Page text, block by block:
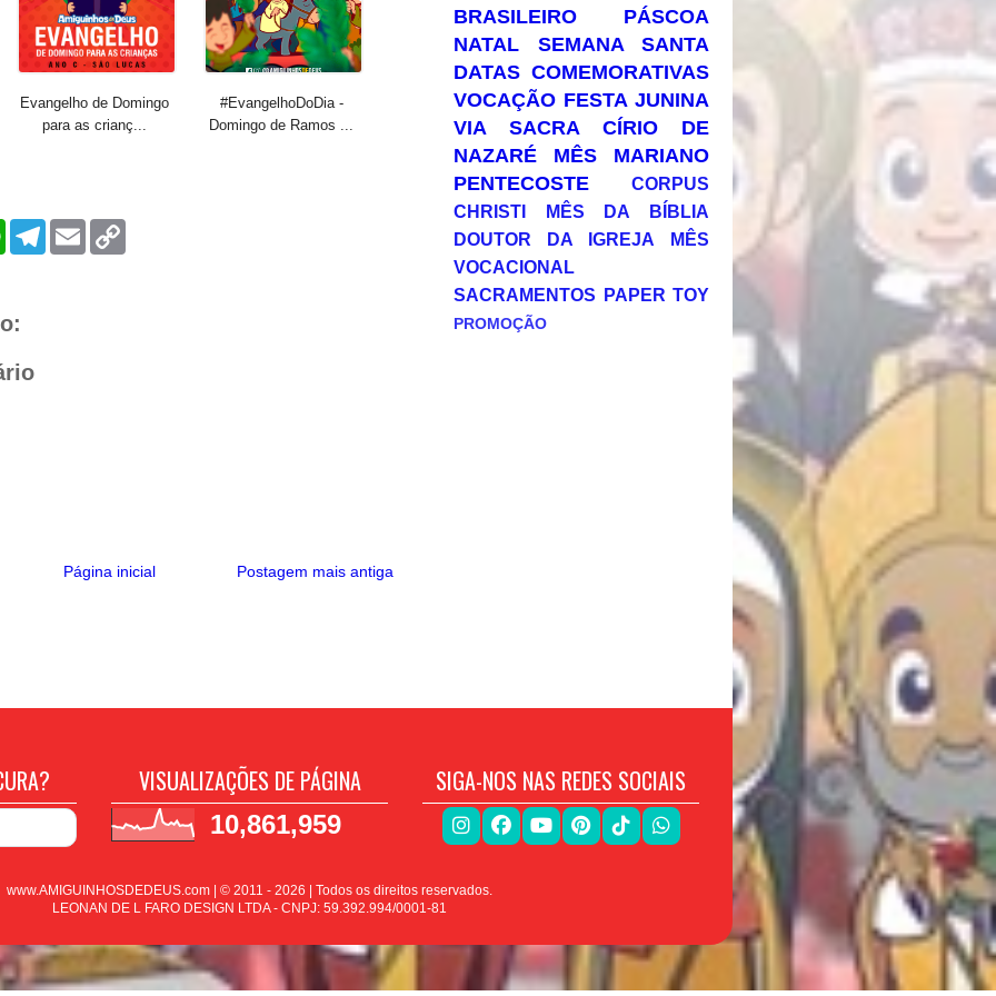
Evangelho de Domingo
para as crianç...
#EvangelhoDoDia -
Domingo de Ramos ...
A
p
m
Postagem mais antiga
Página inicial
BRASILEIRO
PÁSCOA
NATAL
SEMANA SANTA
DATAS COMEMORATIVAS
VOCAÇÃO FESTA JUNINA
VIA SACRA
CÍRIO DE
NAZARÉ
MÊS MARIANO
PENTECOSTE
CORPUS
CHRISTI
MÊS DA BÍBLIA
DOUTOR DA IGREJA
MÊS
VOCACIONAL
SACRAMENTOS PAPER TOY
PROMOÇÃO
VISUALIZAÇÕES DE PÁGINA
10,861,959
SIGA-NOS NAS REDES SOCIAIS
www.AMIGUINHOSDEDEUS.com | © 2011 - 2026 | Todos os direitos reservados.
LEONAN DE L FARO DESIGN LTDA - CNPJ: 59.392.994/0001-81